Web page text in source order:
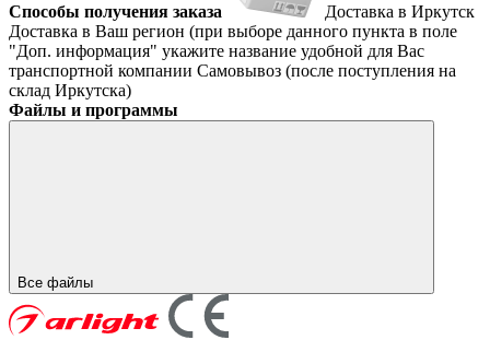
Способы получения заказа
Доставка в Иркутск
Доставка в Ваш регион (при выборе данного пункта в поле
"Доп. информация" укажите название удобной для Вас
транспортной компании Самовывоз (после поступления на
склад Иркутска)
Файлы и программы
Все файлы